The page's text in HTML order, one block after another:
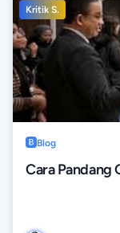
Kritik S.
Blog
Cara Pandang